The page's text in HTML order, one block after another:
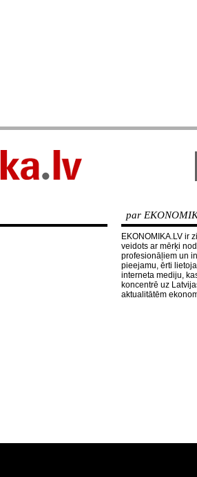
par
EKONOMIKA.LV ir
veidots ar mērķi
profesionāļiem un
pieejamu, ērti
interneta mediju,
koncentrē uz
aktualitātēm